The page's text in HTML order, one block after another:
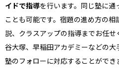
イドで指導を行います。同じ塾に通
ことも可能です。宿題の進め方の
説、クラスアップの指導までお任
谷大塚、早稲田アカデミーなどの
塾のフォローに対応することができ